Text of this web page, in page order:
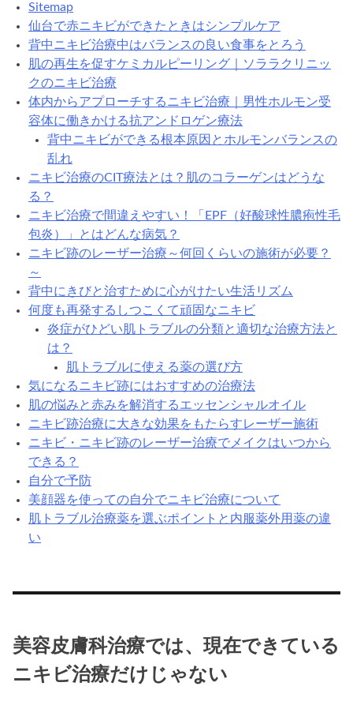
Sitemap
仙台で赤ニキビができたときはシンプルケア
背中ニキビ治療中はバランスの良い食事をとろう
肌の再生を促すケミカルピーリング｜ソララクリニッ
クのニキビ治療
体内からアプローチするニキビ治療｜男性ホルモン受
容体に働きかける抗アンドロゲン療法
背中ニキビができる根本原因とホルモンバランスの
乱れ
ニキビ治療のCIT療法とは？肌のコラーゲンはどうな
る？
ニキビ治療で間違えやすい！「EPF（好酸球性膿疱性毛
包炎）」とはどんな病気？
ニキビ跡のレーザー治療～何回くらいの施術が必要？
～
背中にきびと治すために心がけたい生活リズム
何度も再発するしつこくて頑固なニキビ
炎症がひどい肌トラブルの分類と適切な治療方法と
は？
肌トラブルに使える薬の選び方
気になるニキビ跡にはおすすめの治療法
肌の悩みと赤みを解消するエッセンシャルオイル
ニキビ跡治療に大きな効果をもたらすレーザー施術
ニキビ・ニキビ跡のレーザー治療でメイクはいつから
できる？
自分で予防
美顔器を使っての自分でニキビ治療について
肌トラブル治療薬を選ぶポイントと内服薬外用薬の違
い
美容皮膚科治療では、現在できている
ニキビ治療だけじゃない